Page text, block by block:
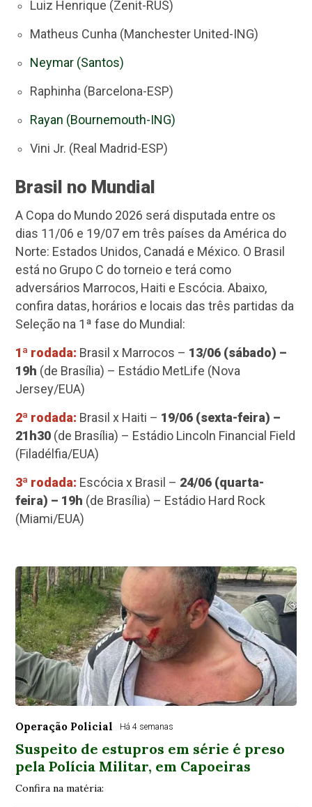
Luiz Henrique (Zenit-RUS)
Matheus Cunha (Manchester United-ING)
Neymar (Santos)
Raphinha (Barcelona-ESP)
Rayan (Bournemouth-ING)
Vini Jr. (Real Madrid-ESP)
Brasil no Mundial
A Copa do Mundo 2026 será disputada entre os
dias 11/06 e 19/07 em três países da América do
Norte: Estados Unidos, Canadá e México. O Brasil
está no Grupo C do torneio e terá como
adversários Marrocos, Haiti e Escócia. Abaixo,
confira datas, horários e locais das três partidas da
Seleção na 1ª fase do Mundial:
1ª rodada: Brasil x Marrocos – 13/06 (sábado) –
19h (de Brasília) – Estádio MetLife (Nova
Jersey/EUA)
2ª rodada: Brasil x Haiti – 19/06 (sexta-feira) –
21h30 (de Brasília) – Estádio Lincoln Financial Field
(Filadélfia/EUA)
3ª rodada: Escócia x Brasil – 24/06 (quarta-
feira) – 19h (de Brasília) – Estádio Hard Rock
(Miami/EUA)
Operação Policial Há 4 semanas
Suspeito de estupros em série é preso
pela Polícia Militar, em Capoeiras
Confira na matéria: